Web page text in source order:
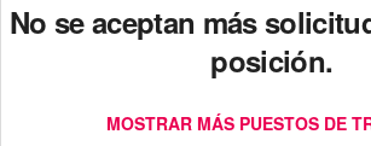
No se aceptan más
posición.
MOSTRAR MÁS PUESTOS DE